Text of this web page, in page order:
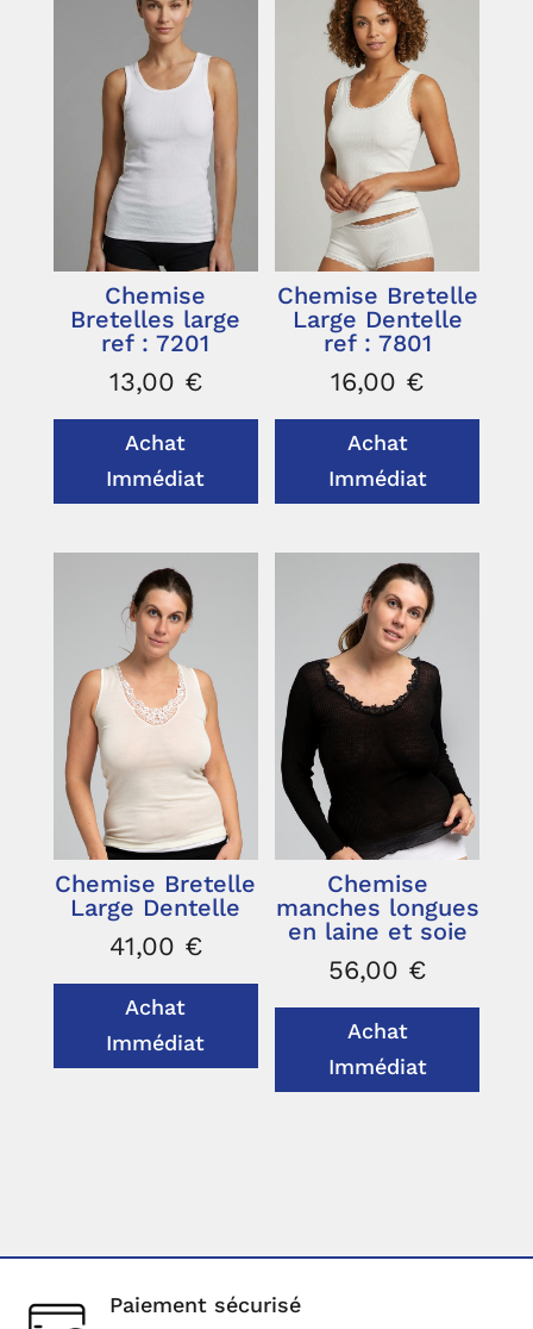
Chemise
Bretelles large
ref : 7201
13,00 €
Achat
Immédiat
Chemise Bretelle
Large Dentelle
ref : 7801
16,00 €
Achat
Immédiat
Chemise Bretelle
Large Dentelle
41,00 €
Achat
Immédiat
Chemise
manches longues
en laine et soie
56,00 €
Achat
Immédiat
Paiement sécurisé